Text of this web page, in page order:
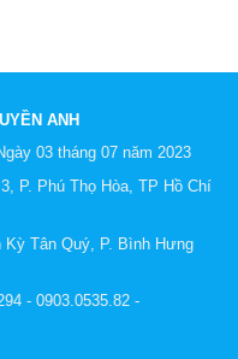
ANH
03 tháng 07 năm 2023
P. Phú Thọ Hòa, TP Hồ Chí
Kỳ Tân Quý, P. Bình Hưng
- 0903.0535.82 -